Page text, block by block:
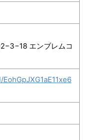
エンブレムコ